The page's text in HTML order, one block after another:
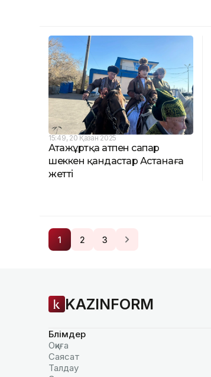
15:49, 20 Қазан 2025
Атажұртқа атпен сапар
шеккен қандастар Астанаға
жетті
1 2 3
KAZINFORM
Бөлімдер
Оқиға
Саясат
Талдау